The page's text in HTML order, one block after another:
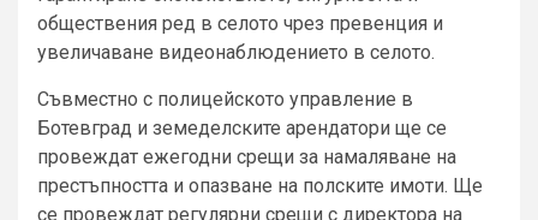
обществения ред в селото чрез превенция и
увеличаване видеонаблюдението в селото.
Съвместно с полицейското управление в
Ботевград и земеделските арендатори ще се
провеждат ежегодни срещи за намаляване на
престъпността и опазване на полските имоти. Ще
се провеждат регулярни срещи с директора на